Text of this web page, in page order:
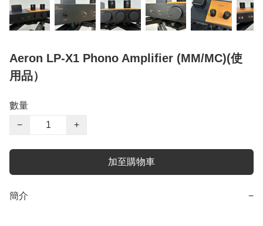
Aeron LP-X1 Phono Amplifier (MM/MC)(使
用品）
數量
−
+
加至購物車
簡介 −